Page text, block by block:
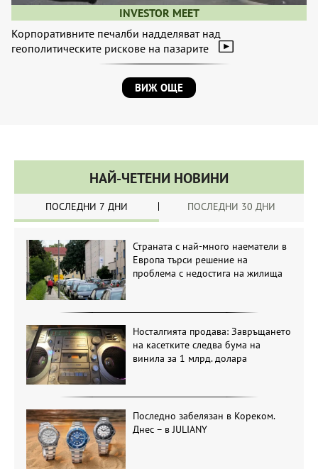
INVESTOR MEET
Корпоративните печалби надделяват над
геополитическите рискове на пазарите
ВИЖ ОЩЕ
НАЙ-ЧЕТЕНИ НОВИНИ
ПОСЛЕДНИ 7 ДНИ ПОСЛЕДНИ 30 ДНИ
Страната с най-много наематели в
Европа търси решение на
проблема с недостига на жилища
Носталгията продава: Завръщането
на касетките следва бума на
винила за 1 млрд. долара
Последно забелязан в Кореком.
Днес – в JULIANY